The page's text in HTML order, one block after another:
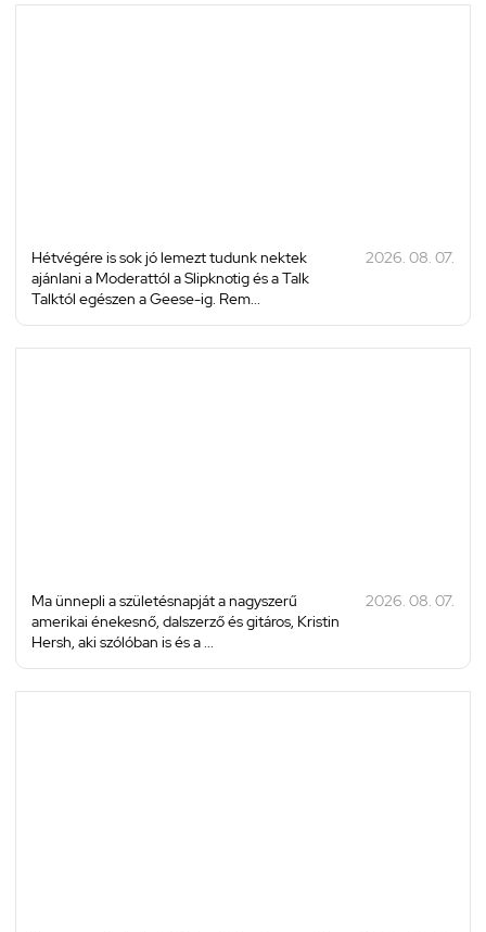
Hétvégére is sok jó lemezt tudunk nektek
ajánlani a Moderattól a Slipknotig és a Talk
Talktól egészen a Geese-ig. Rem...
2026. 08. 07.
Ma ünnepli a születésnapját a nagyszerű
amerikai énekesnő, dalszerző és gitáros, Kristin
Hersh, aki szólóban is és a ...
2026. 08. 07.